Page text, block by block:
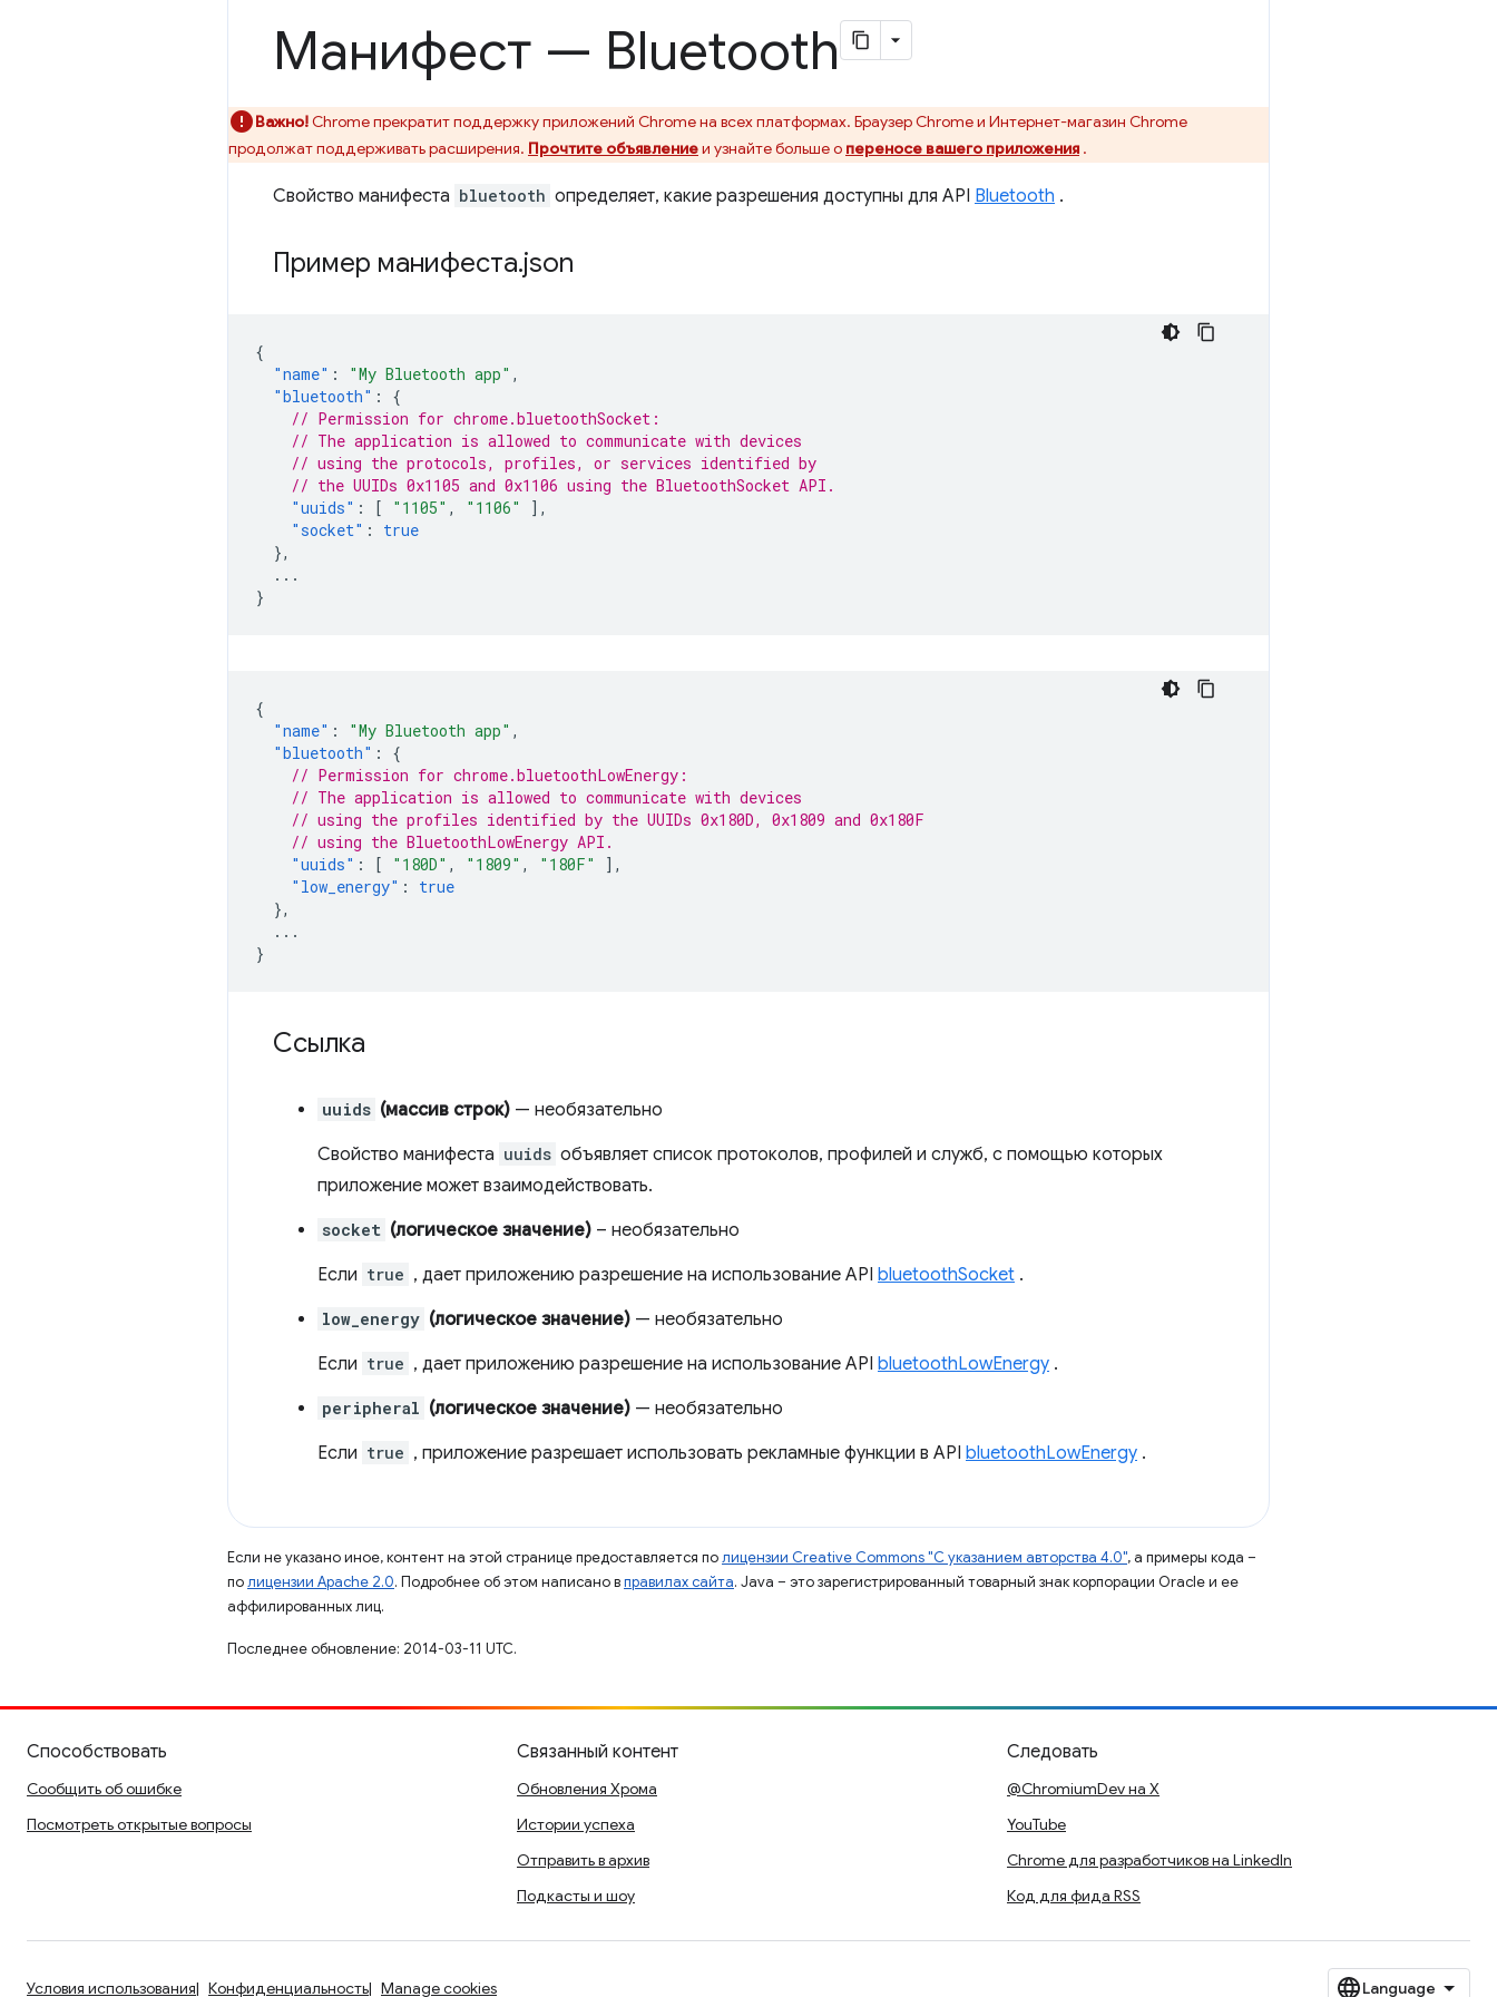
Манифест — Bluetooth
Важно!Chrome прекратит поддержку приложений Chrome на всех платформах. Браузер Chrome и Интернет-магазин Chrome
продолжат поддерживать расширения. Прочтите объявлениеи узнайте больше о переносе вашего приложения .
Свойство манифеста bluetooth определяет, какие разрешения доступны для API Bluetooth .
Пример манифеста.json
{
"name" : "My Bluetooth app" ,
"bluetooth" :
{
// Permission for chrome.bluetoothSocket:
// The application is allowed to communicate with devices
// using the protocols, profiles, or services identified by
// the UUIDs 0x1105 and 0x1106 using the BluetoothSocket API.
"uuids" : [ "1105" , "1106"
],
"socket" :
true
},
...
}
{
"name" : "My Bluetooth app" ,
"bluetooth" :
{
// Permission for chrome.bluetoothLowEnergy:
// The application is allowed to communicate with devices
// using the profiles identified by the UUIDs 0x180D, 0x1809 and 0x180F
// using the BluetoothLowEnergy API.
"uuids" : [ "180D" , "1809" , "180F"
],
"low_energy" :
true
},
...
}
Ссылка
uuids (массив строк) — необязательно
Свойство манифеста uuids объявляет список протоколов, профилей и служб, с помощью которых
приложение может взаимодействовать.
socket (логическое значение) – необязательно
Если true , дает приложению разрешение на использование API bluetoothSocket .
low_energy (логическое значение) — необязательно
Если true , дает приложению разрешение на использование API bluetoothLowEnergy .
peripheral (логическое значение) — необязательно
Если true , приложение разрешает использовать рекламные функции в API bluetoothLowEnergy .
Если не указано иное, контент на этой странице предоставляется полицензии Creative Commons "С указанием авторства 4.0", а примеры кода –
полицензии Apache 2.0. Подробнее об этом написано вправилах сайта. Java – это зарегистрированный товарный знак корпорации Oracle и ее
аффилированных лиц.
Последнее обновление: 2014-03-11 UTC.
Способствовать
Сообщить об ошибке
Посмотреть открытые вопросы
Связанный контент
Обновления Хрома
Истории успеха
Отправить в архив
Подкасты и шоу
Следовать
@ChromiumDev на X
YouTube
Chrome для разработчиков на LinkedIn
Код для фида RSS
Условия использования Конфиденциальность Manage cookies